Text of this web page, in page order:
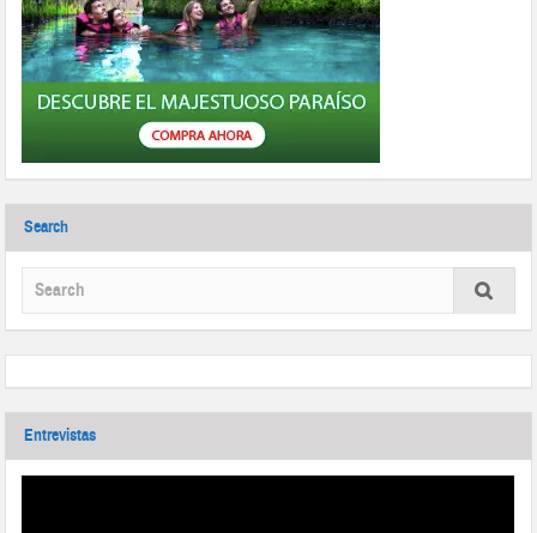
Search
Entrevistas